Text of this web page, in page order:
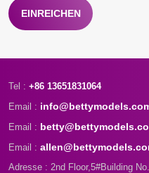
EINREICHEN
Tel : +86 13651831064
Email :
Email :
Email :
Adresse : 2nd Floor,5#Building